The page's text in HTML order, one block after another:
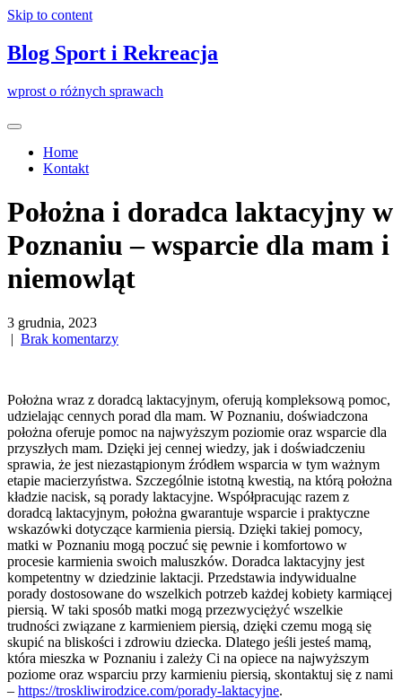
Skip to content
Blog Sport i Rekreacja
wprost o różnych sprawach
Home
Kontakt
Położna i doradca laktacyjny w
Poznaniu – wsparcie dla mam i
niemowląt
3 grudnia, 2023
| Brak komentarzy
Położna wraz z doradcą laktacyjnym, oferują kompleksową pomoc,
udzielając cennych porad dla mam. W Poznaniu, doświadczona
położna oferuje pomoc na najwyższym poziomie oraz wsparcie dla
przyszłych mam. Dzięki jej cennej wiedzy, jak i doświadczeniu
sprawia, że jest niezastąpionym źródłem wsparcia w tym ważnym
etapie macierzyństwa. Szczególnie istotną kwestią, na którą położna
kładzie nacisk, są porady laktacyjne. Współpracując razem z
doradcą laktacyjnym, położna gwarantuje wsparcie i praktyczne
wskazówki dotyczące karmienia piersią. Dzięki takiej pomocy,
matki w Poznaniu mogą poczuć się pewnie i komfortowo w
procesie karmienia swoich maluszków. Doradca laktacyjny jest
kompetentny w dziedzinie laktacji. Przedstawia indywidualne
porady dostosowane do wszelkich potrzeb każdej kobiety karmiącej
piersią. W taki sposób matki mogą przezwyciężyć wszelkie
trudności związane z karmieniem piersią, dzięki czemu mogą się
skupić na bliskości i zdrowiu dziecka. Dlatego jeśli jesteś mamą,
która mieszka w Poznaniu i zależy Ci na opiece na najwyższym
poziome oraz wsparciu przy karmieniu piersią, skontaktuj się z nami
– https://troskliwirodzice.com/porady-laktacyjne.